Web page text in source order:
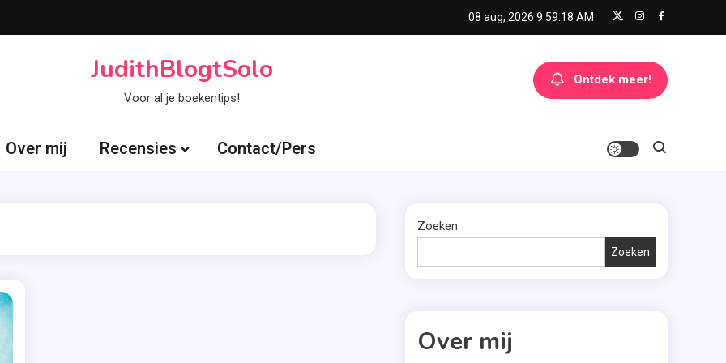
08 aug, 2026 9:59:18 AM
JudithBlogtSolo
Voor al je boekentips!
Ontdek meer!
Over mij Recensies Contact/Pers
Zoeken
Zoeken
Over mij